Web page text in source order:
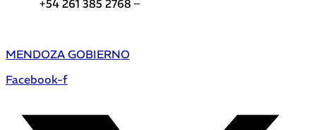
+54 261 385 2768 –
MENDOZA GOBIERNO
Facebook-f